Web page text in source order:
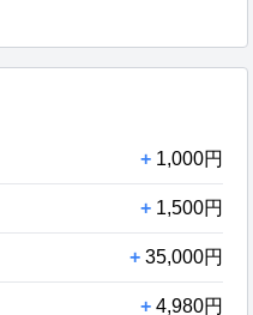
+ 1,000円
+ 1,500円
+ 35,000円
+ 4,980円